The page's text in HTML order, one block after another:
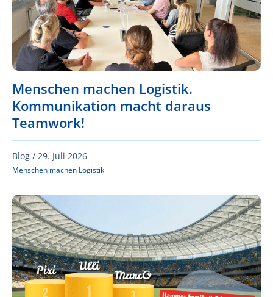
Menschen machen Logistik.
Kommunikation macht daraus
Teamwork!
Blog / 29. Juli 2026
Menschen machen Logistik